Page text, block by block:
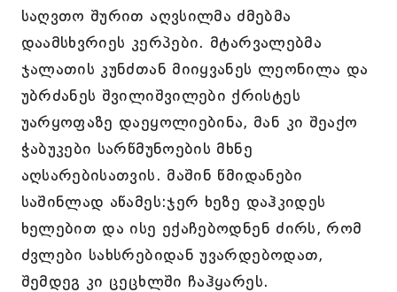
საღვთო შურით აღვსილმა ძმებმა
დაამსხვრიეს კერპები. მტარვალებმა
ჯალათის კუნძთან მიიყვანეს ლეონილა და
უბრძანეს შვილიშვილები ქრისტეს
უარყოფაზე დაეყოლიებინა, მან კი შეაქო
ჭაბუკები სარწმუნოების მხნე
აღსარებისათვის. მაშინ წმიდანები
საშინლად აწამეს:ჯერ ხეზე დაჰკიდეს
ხელებით და ისე ექაჩებოდნენ ძირს, რომ
ძვლები სახსრებიდან უვარდებოდათ,
შემდეგ კი ცეცხლში ჩაჰყარეს.